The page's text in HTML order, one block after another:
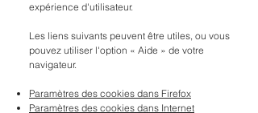
expérience d'utilisateur.
Les liens suivants peuvent être utiles, ou vous
pouvez utiliser l'option « Aide » de votre
navigateur.
Paramètres des cookies dans Firefox
Paramètres des cookies dans Internet